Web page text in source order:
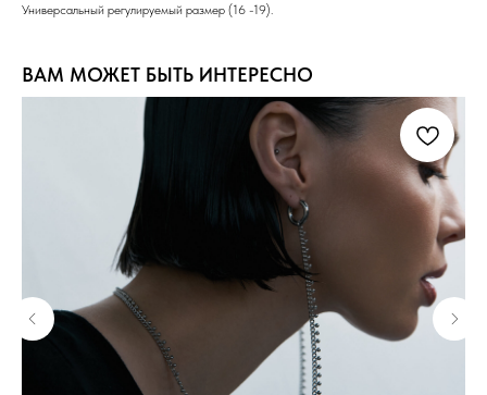
Универсальный регулируемый размер (16 -19).
ВАМ МОЖЕТ БЫТЬ ИНТЕРЕСНО